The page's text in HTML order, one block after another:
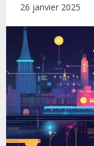
26 janvier 2025